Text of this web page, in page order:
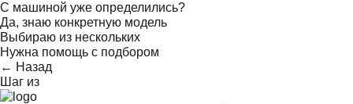
С машиной уже определились?
Да, знаю конкретную модель
Выбираю из нескольких
Нужна помощь с подбором
← Назад
Шаг из